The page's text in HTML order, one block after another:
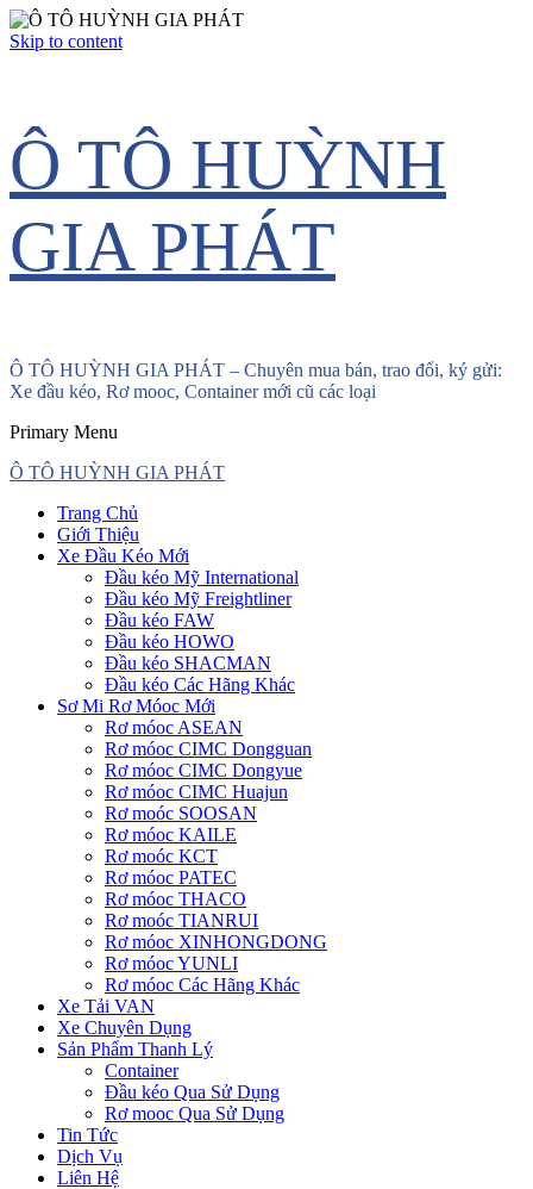
Skip to content
Ô TÔ HUỲNH
GIA PHÁT
Ô TÔ HUỲNH GIA PHÁT – Chuyên mua bán, trao đổi, ký gửi:
Xe đầu kéo, Rơ mooc, Container mới cũ các loại
Primary Menu
Ô TÔ HUỲNH GIA PHÁT
Trang Chủ
Giới Thiệu
Xe Đầu Kéo Mới
Đầu kéo Mỹ International
Đầu kéo Mỹ Freightliner
Đầu kéo FAW
Đầu kéo HOWO
Đầu kéo SHACMAN
Đầu kéo Các Hãng Khác
Sơ Mi Rơ Móoc Mới
Rơ móoc ASEAN
Rơ móoc CIMC Dongguan
Rơ móoc CIMC Dongyue
Rơ móoc CIMC Huajun
Rơ moóc SOOSAN
Rơ móoc KAILE
Rơ moóc KCT
Rơ móoc PATEC
Rơ móoc THACO
Rơ moóc TIANRUI
Rơ móoc XINHONGDONG
Rơ móoc YUNLI
Rơ móoc Các Hãng Khác
Xe Tải VAN
Xe Chuyên Dụng
Sản Phẩm Thanh Lý
Container
Đầu kéo Qua Sử Dụng
Rơ mooc Qua Sử Dụng
Tin Tức
Dịch Vụ
Liên Hệ